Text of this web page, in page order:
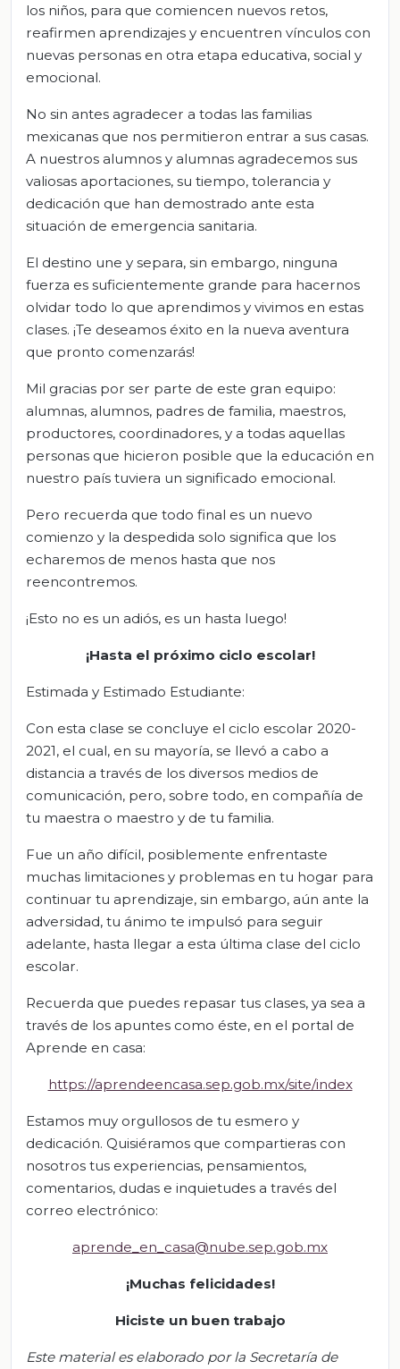
los niños, para que comiencen nuevos retos,
reafirmen aprendizajes y encuentren vínculos con
nuevas personas en otra etapa educativa, social y
emocional.
No sin antes agradecer a todas las familias
mexicanas que nos permitieron entrar a sus casas.
A nuestros alumnos y alumnas agradecemos sus
valiosas aportaciones, su tiempo, tolerancia y
dedicación que han demostrado ante esta
situación de emergencia sanitaria.
El destino une y separa, sin embargo, ninguna
fuerza es suficientemente grande para hacernos
olvidar todo lo que aprendimos y vivimos en estas
clases. ¡Te deseamos éxito en la nueva aventura
que pronto comenzarás!
Mil gracias por ser parte de este gran equipo:
alumnas, alumnos, padres de familia, maestros,
productores, coordinadores, y a todas aquellas
personas que hicieron posible que la educación en
nuestro país tuviera un significado emocional.
Pero recuerda que todo final es un nuevo
comienzo y la despedida solo significa que los
echaremos de menos hasta que nos
reencontremos.
¡Esto no es un adiós, es un hasta luego!
¡Hasta el próximo ciclo escolar!
Estimada y Estimado Estudiante:
Con esta clase se concluye el ciclo escolar 2020-
2021, el cual, en su mayoría, se llevó a cabo a
distancia a través de los diversos medios de
comunicación, pero, sobre todo, en compañía de
tu maestra o maestro y de tu familia.
Fue un año difícil, posiblemente enfrentaste
muchas limitaciones y problemas en tu hogar para
continuar tu aprendizaje, sin embargo, aún ante la
adversidad, tu ánimo te impulsó para seguir
adelante, hasta llegar a esta última clase del ciclo
escolar.
Recuerda que puedes repasar tus clases, ya sea a
través de los apuntes como éste, en el portal de
Aprende en casa:
https://aprendeencasa.sep.gob.mx/site/index
Estamos muy orgullosos de tu esmero y
dedicación. Quisiéramos que compartieras con
nosotros tus experiencias, pensamientos,
comentarios, dudas e inquietudes a través del
correo electrónico:
aprende_en_casa@nube.sep.gob.mx
¡Muchas felicidades!
Hiciste un buen trabajo
Este material es elaborado por la Secretaría de